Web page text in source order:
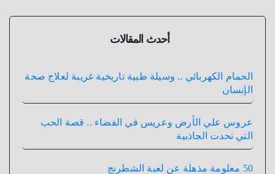
أحدث المقالات
الحمام الكهربائي .. وسيلة طبية تاريخية غريبة لعلاج صحة
الإنسان
عروس علي الأرض وعريس في الفضاء .. قصة الحب
التي تحدت الجاذبية
50 معلومة مذهلة عن لعبة الشطرنج